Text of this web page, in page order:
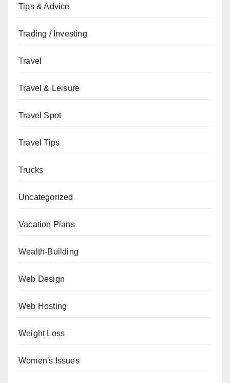
Tips & Advice
Trading / Investing
Travel
Travel & Leisure
Travel Spot
Travel Tips
Trucks
Uncategorized
Vacation Plans
Wealth-Building
Web Design
Web Hosting
Weight Loss
Women's Issues